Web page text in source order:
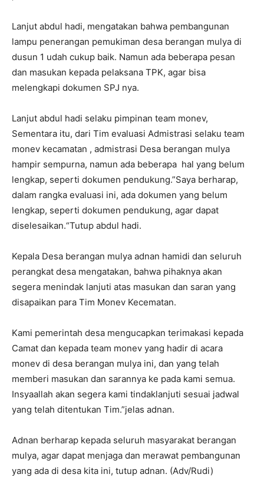
Lanjut abdul hadi, mengatakan bahwa pembangunan
lampu penerangan pemukiman desa berangan mulya di
dusun 1 udah cukup baik. Namun ada beberapa pesan
dan masukan kepada pelaksana TPK, agar bisa
melengkapi dokumen SPJ nya.
Lanjut abdul hadi selaku pimpinan team monev,
Sementara itu, dari Tim evaluasi Admistrasi selaku team
monev kecamatan , admistrasi Desa berangan mulya
hampir sempurna, namun ada beberapa hal yang belum
lengkap, seperti dokumen pendukung.”Saya berharap,
dalam rangka evaluasi ini, ada dokumen yang belum
lengkap, seperti dokumen pendukung, agar dapat
diselesaikan.“Tutup abdul hadi.
Kepala Desa berangan mulya adnan hamidi dan seluruh
perangkat desa mengatakan, bahwa pihaknya akan
segera menindak lanjuti atas masukan dan saran yang
disapaikan para Tim Monev Kecematan.
Kami pemerintah desa mengucapkan terimakasi kepada
Camat dan kepada team monev yang hadir di acara
monev di desa berangan mulya ini, dan yang telah
memberi masukan dan sarannya ke pada kami semua.
Insyaallah akan segera kami tindaklanjuti sesuai jadwal
yang telah ditentukan Tim.”jelas adnan.
Adnan berharap kepada seluruh masyarakat berangan
mulya, agar dapat menjaga dan merawat pembangunan
yang ada di desa kita ini, tutup adnan. (Adv/Rudi)